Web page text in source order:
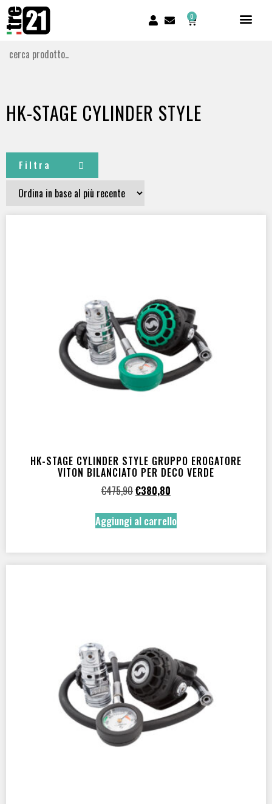
0
HK-STAGE CYLINDER STYLE
Filtra
ORING
ORing VITON(2)
COLORE
Grasso Oxygen Compatible (2)
SYSTEM
ADATTO A
Per subacquei tecnici(2)
CERTIFICATI
(2)
HK-STAGE CYLINDER STYLE GRUPPO EROGATORE
VITON BILANCIATO PER DECO VERDE
€475,90€380,80
Aggiungi al carrello